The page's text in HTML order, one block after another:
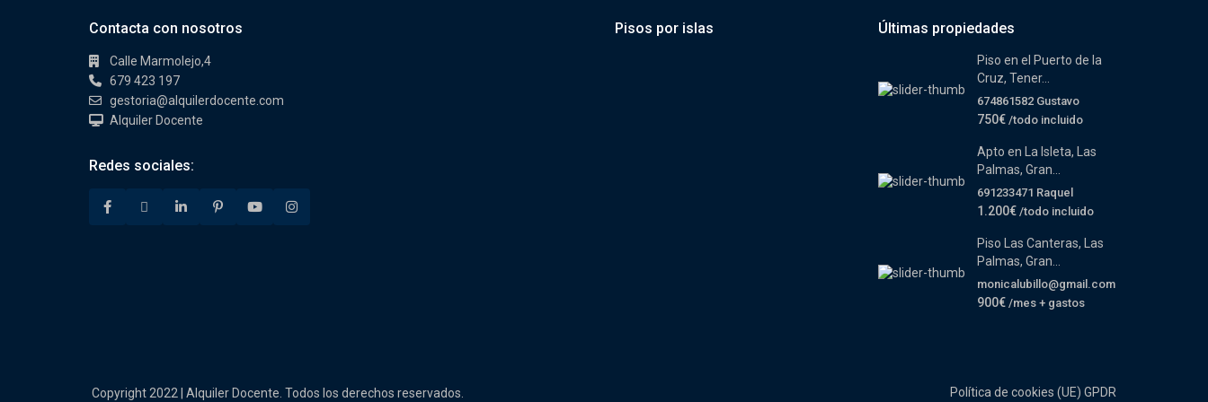
Contacta con nosotros
Calle Marmolejo,4
679 423 197
gestoria@alquilerdocente.com
Alquiler Docente
Redes sociales:
Pisos por islas Últimas propiedades
Piso en el Puerto de la
Cruz, Tener...
674861582 Gustavo
750€ /todo incluido
Apto en La Isleta, Las
Palmas, Gran...
691233471 Raquel
1.200€ /todo incluido
Piso Las Canteras, Las
Palmas, Gran...
monicalubillo@gmail.com
900€ /mes + gastos
Copyright 2022 | Alquiler Docente. Todos los derechos reservados. Política de cookies (UE) GPDR